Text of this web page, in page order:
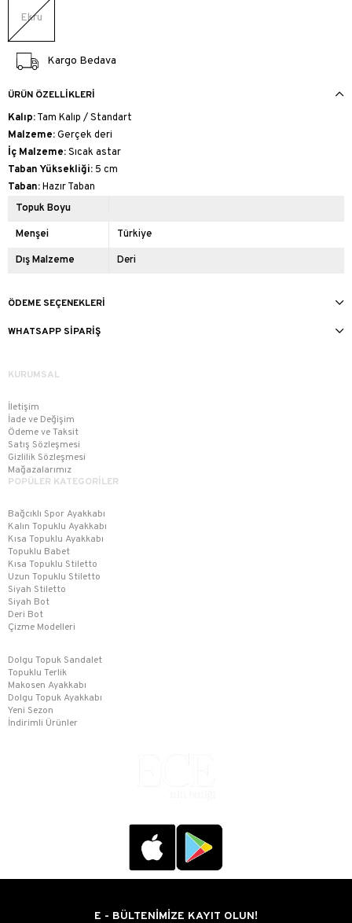
Ekru
Kargo Bedava
ÜRÜN ÖZELLIKLERI
Kalıp:Tam Kalıp / Standart
Malzeme:Gerçek deri
İç Malzeme:Sıcak astar
Taban Yüksekliği: 5 cm
Taban:Hazır Taban
Topuk Boyu
Menşei Türkiye
Dış Malzeme Deri
ÖDEME SEÇENEKLERI
WHATSAPP SIPARIŞ
KURUMSAL
İletişim
İade ve Değişim
Ödeme ve Taksit
Satış Sözleşmesi
Gizlilik Sözleşmesi
Mağazalarımız
POPÜLER KATEGORİLER
Bağcıklı Spor Ayakkabı
Kalın Topuklu Ayakkabı
Kısa Topuklu Ayakkabı
Topuklu Babet
Kısa Topuklu Stiletto
Uzun Topuklu Stiletto
Siyah Stiletto
Siyah Bot
Deri Bot
Çizme Modelleri
Dolgu Topuk Sandalet
Topuklu Terlik
Makosen Ayakkabı
Dolgu Topuk Ayakkabı
Yeni Sezon
İndirimli Ürünler
E - BÜLTENİMİZE KAYIT OLUN!